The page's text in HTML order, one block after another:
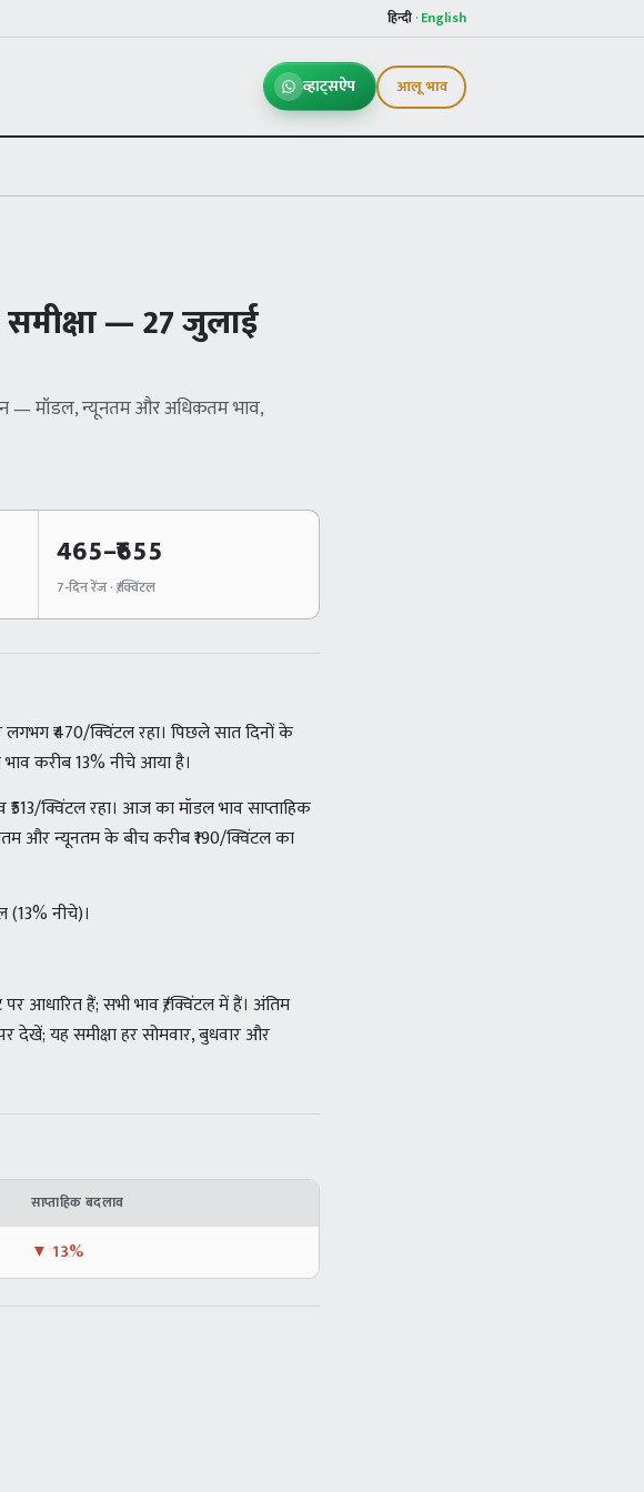
हिन्दी · English
व्हाट्सऐप आलू भाव
—27 जुलाई
— मॉडल, न्यूनतम और अधिकतम भाव,
465–₹655
7-दिन रेंज · ₹/क्विंटल
₹470/क्विंटल रहा। पिछले सात दिनों के
करीब 13% नीचे आया है।
क्विंटल रहा। आज का मॉडल भाव साप्ताहिक
और न्यूनतम के बीच करीब ₹190/क्विंटल का
नीचे)।
आधारित हैं; सभी भाव ₹/क्विंटल में हैं। अंतिम
देखें; यह समीक्षा हर सोमवार, बुधवार और
साप्ताहिक बदलाव
▼ 13%